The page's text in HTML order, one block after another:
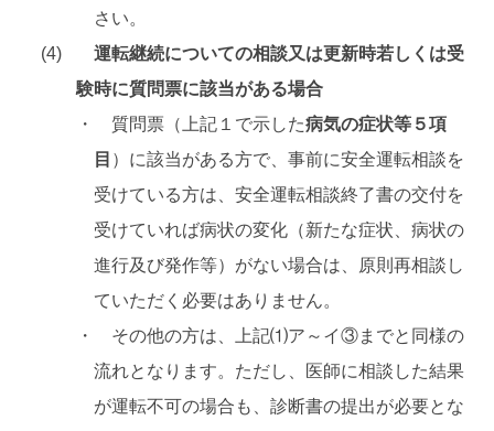
さい。
運転継続についての相談又は更新時若しくは受
験時に質問票に該当がある場合
・ 質問票（上記１で示した病気の症状等５項
目 ）に該当がある方で、事前に安全運転相談を
受けている方は、安全運転相談終了書の交付を
受けていれば病状の変化（新たな症状、病状の
進行及び発作等）がない場合は、原則再相談し
ていただく必要はありません。
・ その他の方は、上記⑴ア～イ③までと同様の
流れとなります。ただし、医師に相談した結果
が運転不可の場合も、診断書の提出が必要とな